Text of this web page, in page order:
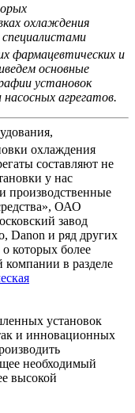
охлаждения
фармацевтических и
основные
установок
агрегатов.
охлаждения
составляют не
у нас
производственные
ОАО
завод
Danon и ряд других
которых более
в разделе
установок
и инновационных
необходимый
высокой